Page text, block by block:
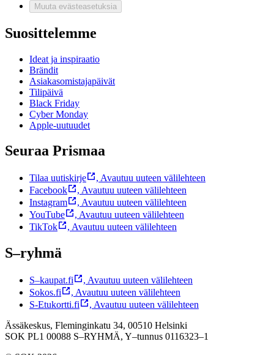
Muuta evästeasetuksia
Suosittelemme
Ideat ja inspiraatio
Brändit
Asiakasomistajapäivät
Tilipäivä
Black Friday
Cyber Monday
Apple-uutuudet
Seuraa Prismaa
Tilaa uutiskirje , Avautuu uuteen välilehteen
Facebook
, Avautuu uuteen välilehteen
Instagram
, Avautuu uuteen välilehteen
YouTube
, Avautuu uuteen välilehteen
TikTok
, Avautuu uuteen välilehteen
S–ryhmä
S–kaupat.fi , Avautuu uuteen välilehteen
Sokos.fi
, Avautuu uuteen välilehteen
S-Etukortti.fi
, Avautuu uuteen välilehteen
Ässäkeskus, Fleminginkatu 34, 00510 Helsinki
SOK PL1 00088 S–RYHMÄ, Y–tunnus 0116323–1